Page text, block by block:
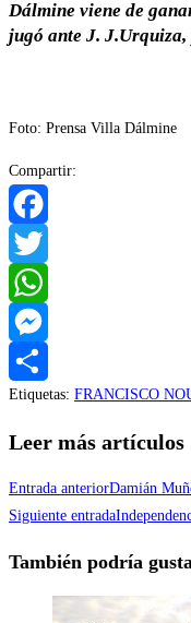
Dálmine viene de
jugó ante J.
Foto: Prensa Villa Dálmine
Compartir:
Facebook
Twitter
WhatsApp
Messenger
Compartir
Etiquetas: FRANCISCO
Leer más artículos
Entrada anteriorDamián
Siguiente entrada
También podría